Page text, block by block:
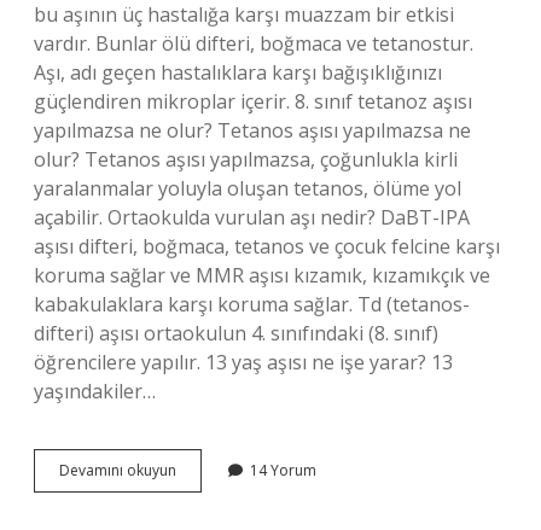
bu aşının üç hastalığa karşı muazzam bir etkisi
vardır. Bunlar ölü difteri, boğmaca ve tetanostur.
Aşı, adı geçen hastalıklara karşı bağışıklığınızı
güçlendiren mikroplar içerir. 8. sınıf tetanoz aşısı
yapılmazsa ne olur? Tetanos aşısı yapılmazsa ne
olur? Tetanos aşısı yapılmazsa, çoğunlukla kirli
yaralanmalar yoluyla oluşan tetanos, ölüme yol
açabilir. Ortaokulda vurulan aşı nedir? DaBT-IPA
aşısı difteri, boğmaca, tetanos ve çocuk felcine karşı
koruma sağlar ve MMR aşısı kızamık, kızamıkçık ve
kabakulaklara karşı koruma sağlar. Td (tetanos-
difteri) aşısı ortaokulun 4. sınıfındaki (8. sınıf)
öğrencilere yapılır. 13 yaş aşısı ne işe yarar? 13
yaşındakiler…
Devamını okuyun
Ci
14 Yorum